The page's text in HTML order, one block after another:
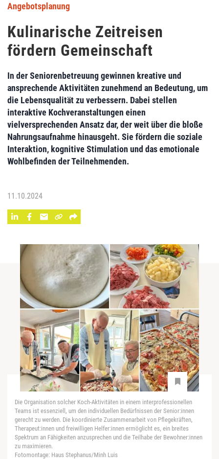
Angebotsplanung
Kulinarische Zeitreisen
fördern Gemeinschaft
In der Seniorenbetreuung gewinnen kreative und
ansprechende Aktivitäten zunehmend an Bedeutung, um
die Lebensqualität zu verbessern. Dabei stellen
interaktive Kochveranstaltungen einen
vielversprechenden Ansatz dar, der weit über die bloße
Nahrungsaufnahme hinausgeht. Sie fördern die soziale
Interaktion, kognitive Stimulation und das emotionale
Wohlbefinden der Teilnehmenden.
11.10.2024
Die Organisation solcher Koch-Aktivitäten in einem interprofessionellen
Teams ist essenziell, um den individuellen Bedürfnissen der Senior:innen
gerecht zu werden. Die koordinierte Zusammenarbeit von Pflegekräften,
Therapeut:innen und freiwilligen Helfer:innen ermöglicht es, ein breites
Spektrum an Fähigkeiten anzusprechen und die Teilhabe der Bewohner:innen
zu maximieren.
Fotomontage: Haus Stephanus/Minh Luis